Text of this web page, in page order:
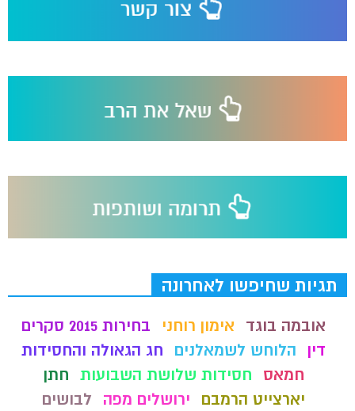
תגיות שחיפשו לאחרונה
אובמה בוגד אימון רוחני
בחירות 2015 סקרים
דין
הלוחש לשמאלנים
חג הגאולה והחסידות
חמאס
חסידות שלושת השבועות חתן
יארצייט הרמבם
ירושלים מפה
לבושים